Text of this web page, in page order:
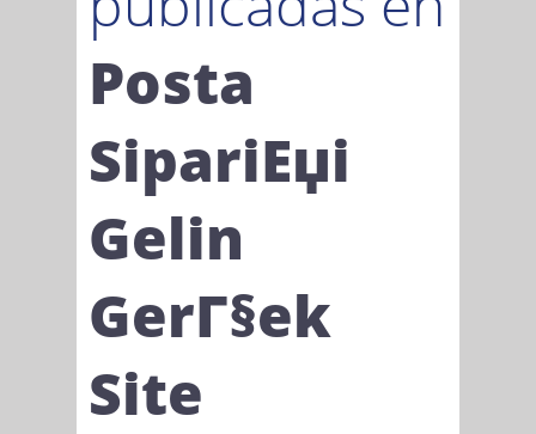
Posta
SipariЕџi
Gelin
GerГ§ek
Site